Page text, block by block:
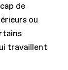
de
ou
travaillent